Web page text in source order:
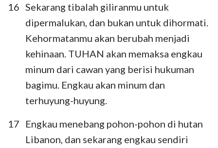
1
16 Sekarang tibalah giliranmu untuk
dipermalukan, dan bukan untuk dihormati.
Kehormatanmu akan berubah menjadi
kehinaan. TUHAN akan memaksa engkau
minum dari cawan yang berisi hukuman
bagimu. Engkau akan minum dan
terhuyung-huyung.
17
Engkau menebang pohon-pohon di hutan
Libanon, dan sekarang engkau sendiri